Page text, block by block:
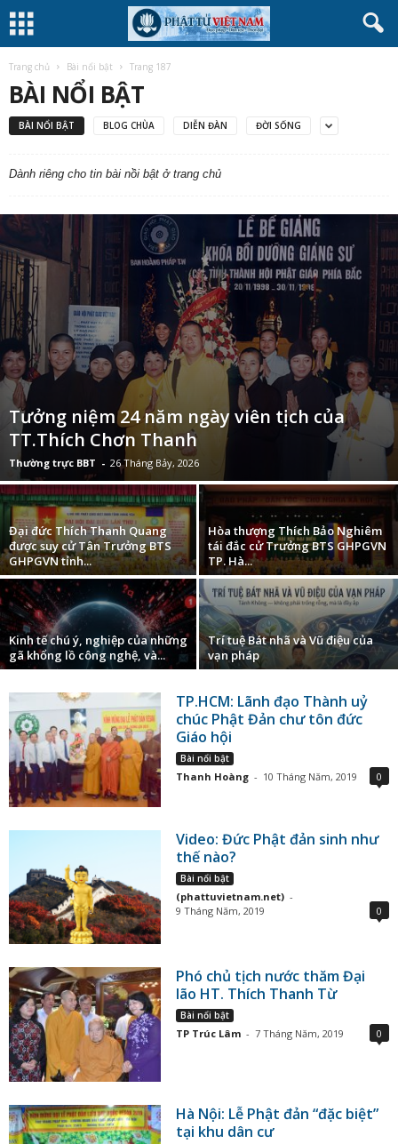
Trang chủ Bài nổi bật Trang 187
BÀI NỔI BẬT
BÀI NỔI BẬT BLOG CHÙA DIỄN ĐÀN ĐỜI SỐNG
Dành riêng cho tin bài nồi bật ở trang chủ
Tưởng niệm 24 năm ngày viên tịch của
TT.Thích Chơn Thanh
Thường trực BBT - 26 Tháng Bảy, 2026
Đại đức Thích Thanh Quang
được suy cử Tân Trưởng BTS
GHPGVN tỉnh...
Hòa thượng Thích Bảo Nghiêm
tái đắc cử Trưởng BTS GHPGVN
TP. Hà...
Kinh tế chú ý, nghiệp của những
gã khổng lồ công nghệ, và...
Trí tuệ Bát nhã và Vũ điệu của
vạn pháp
TP.HCM: Lãnh đạo Thành uỷ
chúc Phật Đản chư tôn đức
Giáo hội
Bài nổi bật
Thanh Hoàng - 10 Tháng Năm, 2019 0
Video: Đức Phật đản sinh như
thế nào?
Bài nổi bật
(phattuvietnam.net) -
9 Tháng Năm, 2019
0
Phó chủ tịch nước thăm Đại
lão HT. Thích Thanh Từ
Bài nổi bật
TP Trúc Lâm - 7 Tháng Năm, 2019 0
Hà Nội: Lễ Phật đản “đặc biệt”
tại khu dân cư